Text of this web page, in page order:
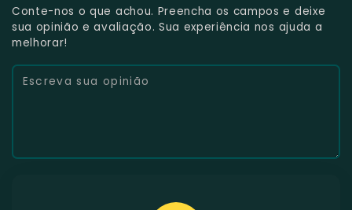
Conte-nos o que achou. Preencha os campos e deixe
sua opinião e avaliação. Sua experiência nos ajuda a
melhorar!